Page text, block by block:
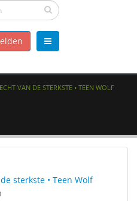
VAN DE STERKSTE • TEEN WOLF
sterkste • Teen Wolf